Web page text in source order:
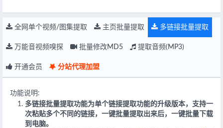
全网单个视频/图集提取 主页批量提取 多链接批量提取
万能音视频嗅探 批量修改MD5 提取音频(MP3)
开通会员 分站代理加盟
功能说明:
多链接批量提取功能为单个链接提取功能的升级版本，支持一
次粘贴多个不同的链接，一键批量提取出来后，一键批量下载
到电脑。